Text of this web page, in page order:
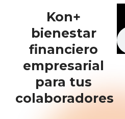
Kon+
bienestar
financiero
empresarial
para tus
colaboradores